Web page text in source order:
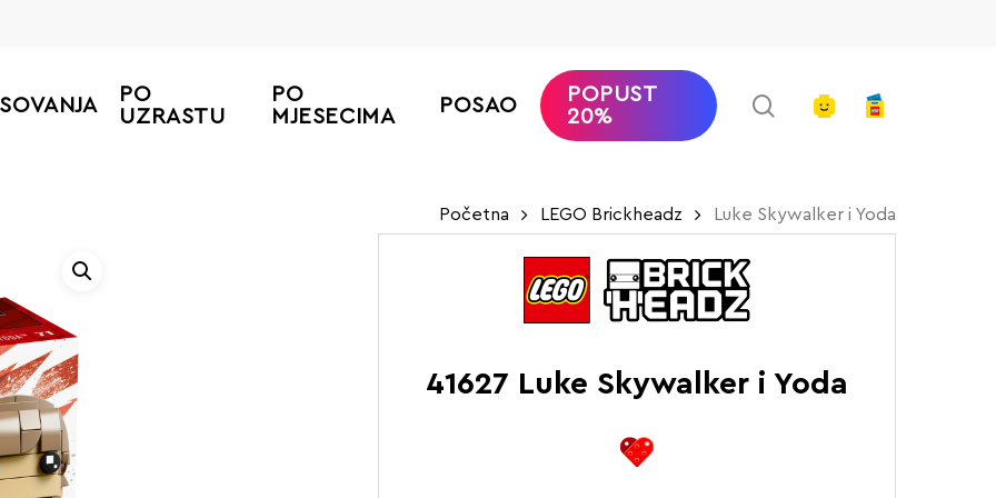
PO
UZRASTU
PO
MJESECIMA
POSAO
POPUST
20%
searchaccount
Početna LEGO Brickheadz Luke Skywalker i Yoda
41627 Luke Skywalker i Yoda